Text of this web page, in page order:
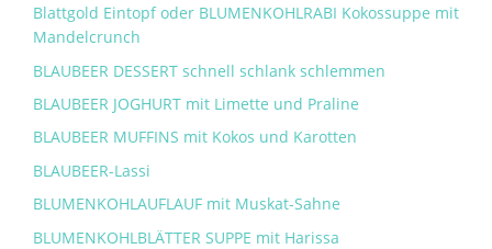
Blattgold Eintopf oder BLUMENKOHLRABI Kokossuppe mit
Mandelcrunch
BLAUBEER DESSERT schnell schlank schlemmen
BLAUBEER JOGHURT mit Limette und Praline
BLAUBEER MUFFINS mit Kokos und Karotten
BLAUBEER-Lassi
BLUMENKOHLAUFLAUF mit Muskat-Sahne
BLUMENKOHLBLÄTTER SUPPE mit Harissa